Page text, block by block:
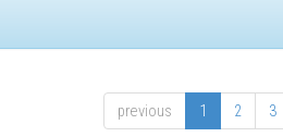
previous 1 2 3